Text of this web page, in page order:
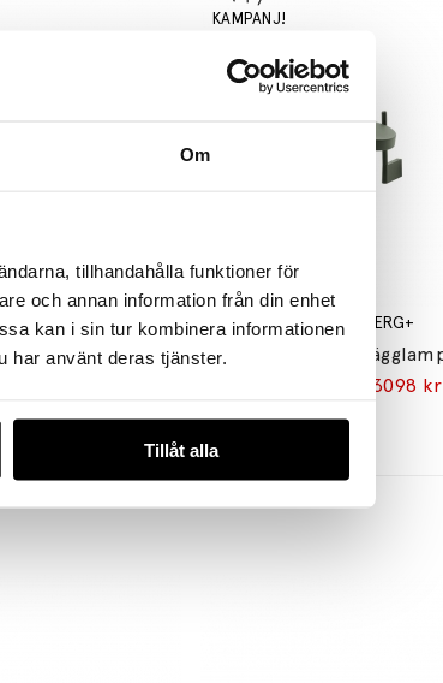
Om
tillhandahålla funktioner för
och annan information från din enhet
kan i sin tur kombinera informationen
har använt deras tjänster.
Tillåt alla
Pastille w182 c2 Bordslampa Graphite Black
WÄSTBERG+
3098 kr